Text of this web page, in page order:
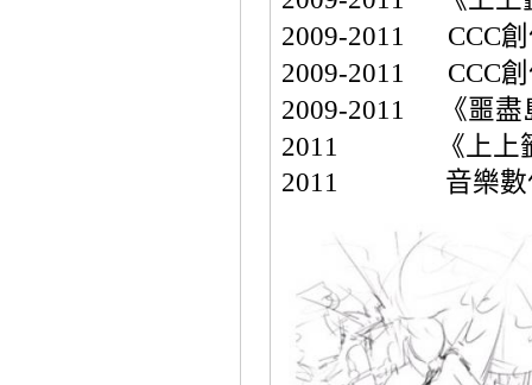
2009-2011
CCC
2009-2011
CCC
2009-2011
《噩
2011
《上
2011
音樂